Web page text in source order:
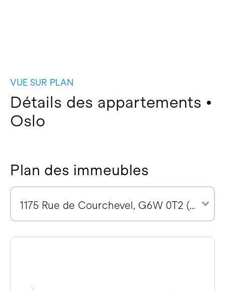
VUE SUR PLAN
Détails des appartements •
Oslo
Plan des immeubles
1175 Rue de Courchevel, G6W 0T2 (15)